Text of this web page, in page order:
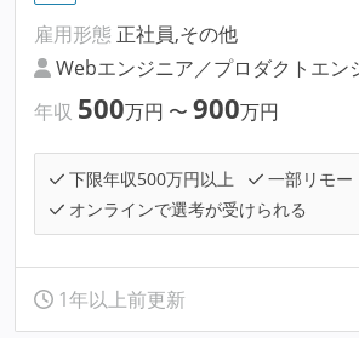
雇用形態 正社員,その他
Webエンジニア／プロダクトエン
年収 500万円 〜 900万円
下限年収500万円以上
一部リモー
オンラインで選考が受けられる
1年以上前更新